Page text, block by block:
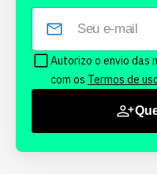
Autorizo o envio das
com os Termos de